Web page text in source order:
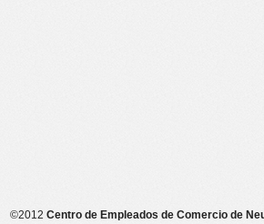
©2012 Centro de Empleados de Comercio de